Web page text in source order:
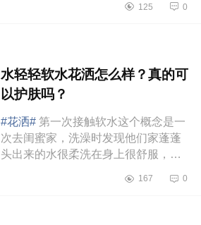
外，也开始注重身体保养了，而且
125 0
水轻轻软水花洒怎么样？真的可
以护肤吗？
#花洒# 第一次接触软水这个概念是一
次去闺蜜家，洗澡时发现他们家蓬蓬
头出来的水很柔洗在身上很舒服，洗
洗完澡的皮肤完全不一样，后来...
167 0